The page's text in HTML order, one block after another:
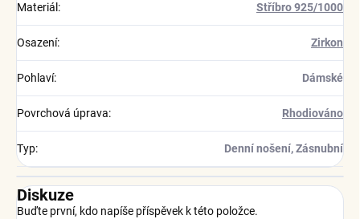
Materiál : Stříbro 925/1000
Osazení: Zirkon
Pohlaví: Dámské
Povrchová úprava: Rhodiováno
Typ: Denní nošení, Zásnubní
Diskuze
Buďte první, kdo napíše příspěvek k této položce.